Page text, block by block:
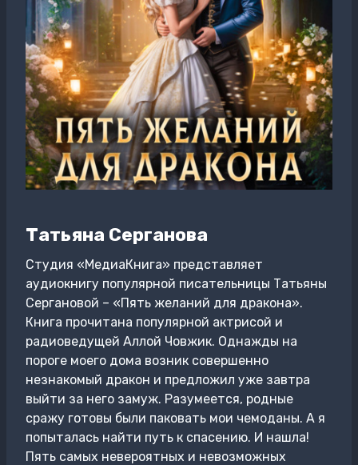
Татьяна Серганова
Студия «МедиаКнига» представляет
аудиокнигу популярной писательницы Татьяны
Сергановой – «Пять желаний для дракона».
Книга прочитана популярной актрисой и
радиоведущей Аллой Човжик. Однажды на
пороге моего дома возник совершенно
незнакомый дракон и предложил уже завтра
выйти за него замуж. Разумеется, родные
сражу готовы были паковать мои чемоданы. А я
попыталась найти путь к спасению. И нашла!
Пять самых невероятных и невозможных